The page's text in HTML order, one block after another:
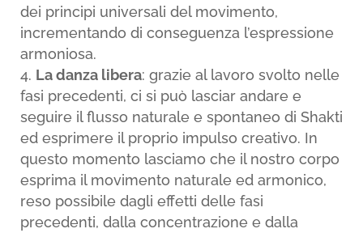
dei principi universali del movimento,
incrementando di conseguenza l’espressione
armoniosa.
La danza libera: grazie al lavoro svolto nelle
fasi precedenti, ci si può lasciar andare e
seguire il flusso naturale e spontaneo di Shakti
ed esprimere il proprio impulso creativo. In
questo momento lasciamo che il nostro corpo
esprima il movimento naturale ed armonico,
reso possibile dagli effetti delle fasi
precedenti, dalla concentrazione e dalla